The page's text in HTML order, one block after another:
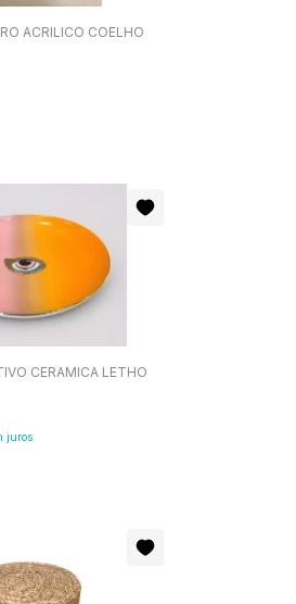
ACRILICO COELHO
CERAMICA LETHO
juros